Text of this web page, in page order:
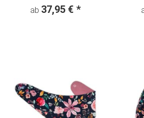
hellblau
ab 37,95 € *